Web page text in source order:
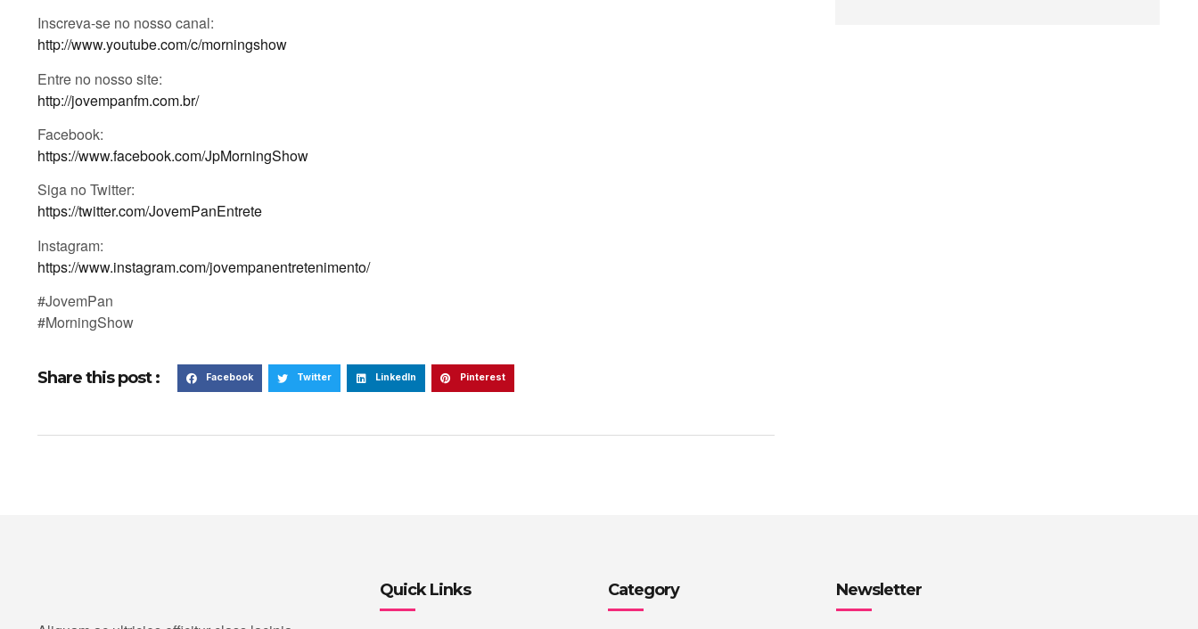
Inscreva-se no nosso canal:
http://www.youtube.com/c/morningshow
Entre no nosso site:
http://jovempanfm.com.br/
Facebook:
https://www.facebook.com/JpMorningShow
Siga no Twitter:
https://twitter.com/JovemPanEntrete
Instagram:
https://www.instagram.com/jovempanentretenimento/
#JovemPan
#MorningShow
Share this post : Facebook Twitter LinkedIn Pinterest
Quick Links Category Newsletter